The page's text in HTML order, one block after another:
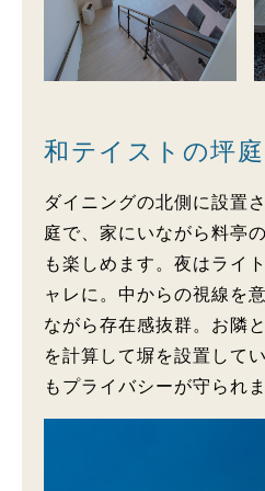
和テイストの坪庭
ダイニングの北側に設置
庭で、家にいながら料亭
も楽しめます。夜はライ
ャレに。中からの視線を
ながら存在感抜群。お隣
を計算して塀を設置して
もプライバシーが守られま